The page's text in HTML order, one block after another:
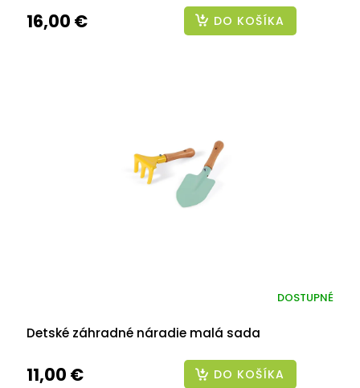
16,00 € DO KOŠÍKA
Detské záhradné náradie malá sada
DOSTUPNÉ
11,00 € DO KOŠÍKA